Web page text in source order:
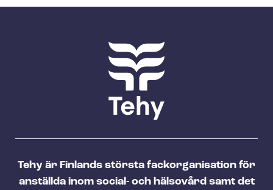
Tehy är Finlands största fackorganisation för
anställda inom social- och hälsovård samt det